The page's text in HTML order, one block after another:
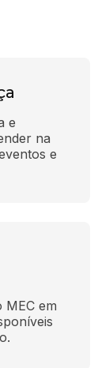
e
na
e
MEC em